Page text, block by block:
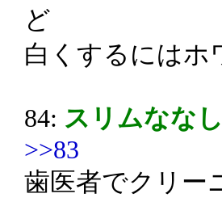
ど
白くするにはホ
84: スリムなな
>>83
歯医者でクリー